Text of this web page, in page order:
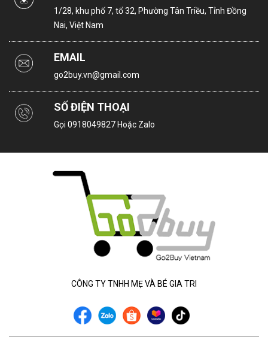
1/28, khu phố 7, tổ 32, Phường Tân Triều, Tỉnh Đồng
Nai, Việt Nam
EMAIL
go2buy.vn@gmail.com
SỐ ĐIỆN THOẠI
Gọi 0918049827 Hoặc Zalo
CÔNG TY TNHH MẸ VÀ BÉ GIA TRI